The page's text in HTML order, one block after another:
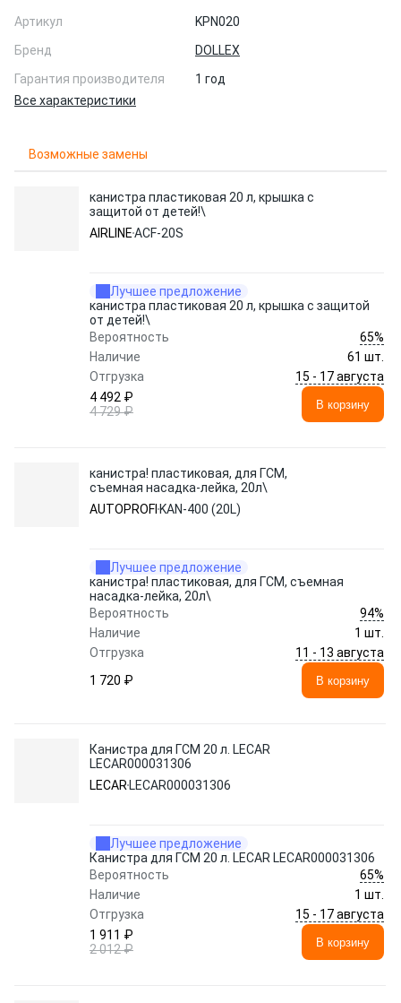
Артикул
KPN020
Бренд
DOLLEX
Гарантия производителя
1 год
Все характеристики
Возможные замены
канистра пластиковая 20 л, крышка с
защитой от детей!\
AIRLINEACF-20S
Лучшее предложение
канистра пластиковая 20 л, крышка с защитой
от детей!\
Вероятность
65%
Наличие
61 шт.
Отгрузка
15 - 17 августа
4 492 ₽
4 729 ₽
В корзину
канистра! пластиковая, для ГСМ,
съемная насадка-лейка, 20л\
AUTOPROFI KAN-400 (20L)
Лучшее предложение
канистра! пластиковая, для ГСМ, съемная
насадка-лейка, 20л\
Вероятность
94%
Наличие
1 шт.
Отгрузка
11 - 13 августа
1 720 ₽
В корзину
Канистра для ГСМ 20 л. LECAR
LECAR000031306
LECAR LECAR000031306
Лучшее предложение
Канистра для ГСМ 20 л. LECAR LECAR000031306
Вероятность
65%
Наличие
1 шт.
Отгрузка
15 - 17 августа
1 911 ₽
2 012 ₽
В корзину